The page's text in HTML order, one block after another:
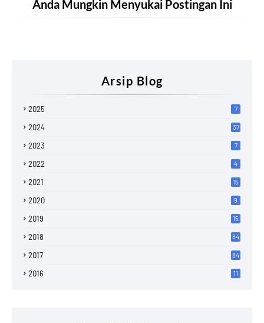
Anda Mungkin Menyukai Postingan Ini
Arsip Blog
2025 7
2024 37
2023 7
2022 4
2021 15
2020 9
2019 15
2018 84
2017 84
2016 11